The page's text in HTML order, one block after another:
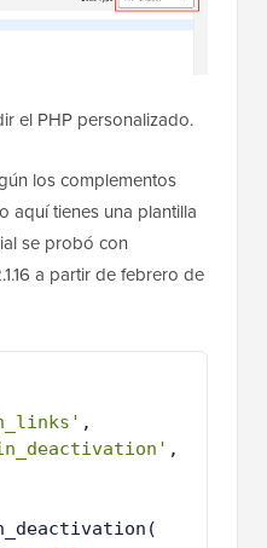
el PHP personalizado.
los complementos
aquí tienes una plantilla
se probó con
a partir de febrero de
,